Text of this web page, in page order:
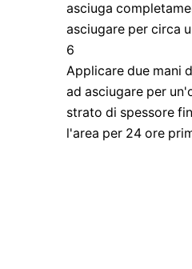
asciuga
asciugare per circa
6
Applicare due mani
ad asciugare per
strato di spessore
l'area per 24 ore